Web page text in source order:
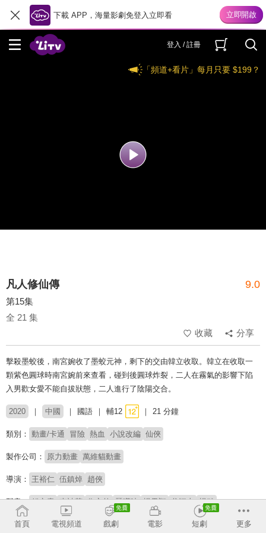
下載 APP，海量影劇免登入立即看
登入 / 註冊
「頻道+看片」每月只要 $199？
凡人修仙傳 9.0
第15集
全 21 集
收藏
分享
擊殺墨蛟後，南宮婉收了墨蛟元神，剩下的交由韓立收取。韓立在收取一
顆紫色圓球時南宮婉前來查看，碰到後圓球炸裂，二人在霧氣的影響下陷
入男歡女愛不能自拔狀態，二人進行了陰陽交合。
2020 中國 國語 輔12 21 分鐘
類別： 動畫/卡通 冒險 熱血 小說改編 仙俠
製作公司： 原力動畫 萬維貓動畫
導演： 王裕仁 伍鎮焯 趙俠
配音： 錢文青 李詩萌 佟心竹 聶曦映 楊天翔 谷江山 楊默
原著：
首頁 電視頻道 戲劇 電影 短劇 更多